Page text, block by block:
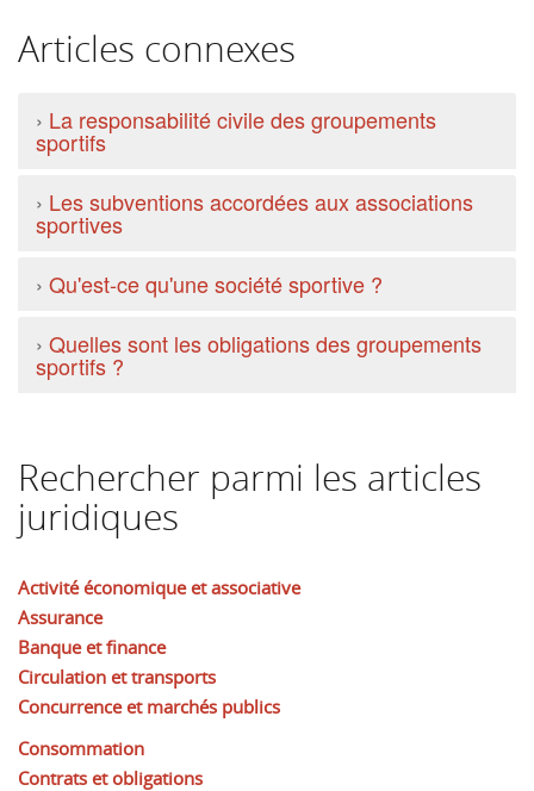
Articles connexes
› La responsabilité civile des groupements
sportifs
› Les subventions accordées aux associations
sportives
› Qu'est-ce qu'une société sportive ?
› Quelles sont les obligations des groupements
sportifs ?
Rechercher parmi les articles
juridiques
Activité économique et associative
Assurance
Banque et finance
Circulation et transports
Concurrence et marchés publics
Consommation
Contrats et obligations